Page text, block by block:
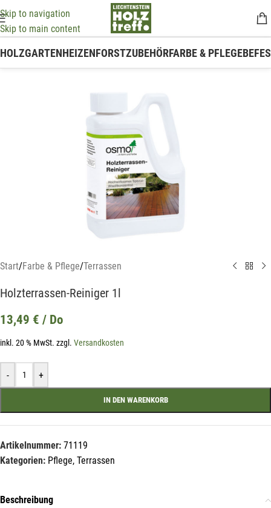
Skip to navigation
Skip to main content
HOLZGARTENHEIZENFORSTZUBEHÖRFARBE & PFLEGE
Start/Farbe & Pflege/Terrassen
Holzterrassen-Reiniger 1l
13,49 € / Do
inkl. 20 % MwSt. zzgl. Versandkosten
- +
IN DEN WARENKORB
Artikelnummer: 71119
Kategorien: Pflege, Terrassen
Beschreibung